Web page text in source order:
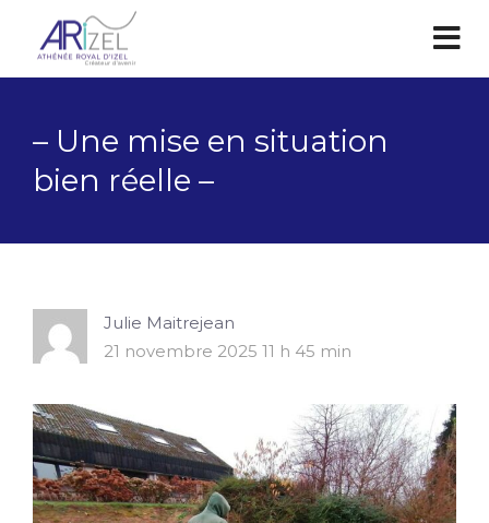
– Une mise en situation
bien réelle –
Julie Maitrejean
21 novembre 2025 11 h 45 min